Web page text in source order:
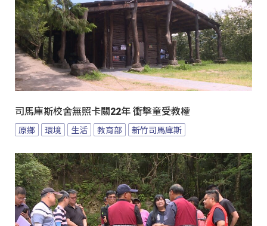
司馬庫斯校舍無照卡關22年 衝擊童受教權
原鄉 環境 生活 教育部 新竹司馬庫斯